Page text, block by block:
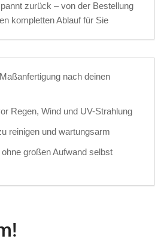
zurück – von der Bestellung
kompletten Ablauf für Sie
nach deinen
Regen, Wind und UV-Strahlung
reinigen und wartungsarm
großen Aufwand selbst